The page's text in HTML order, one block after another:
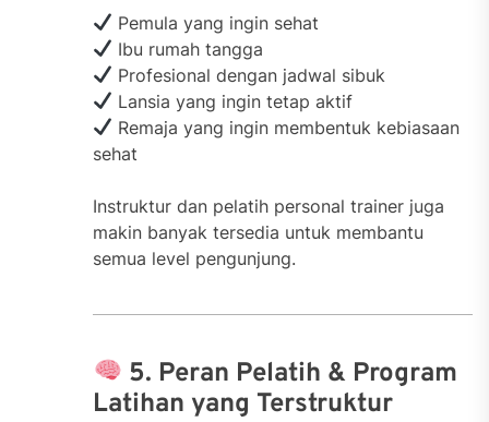
Pemula yang ingin sehat
Ibu rumah tangga
Profesional dengan jadwal sibuk
Lansia yang ingin tetap aktif
Remaja yang ingin membentuk kebiasaan
sehat
Instruktur dan pelatih personal trainer juga
makin banyak tersedia untuk membantu
semua level pengunjung.
5. Peran Pelatih & Program
Latihan yang Terstruktur